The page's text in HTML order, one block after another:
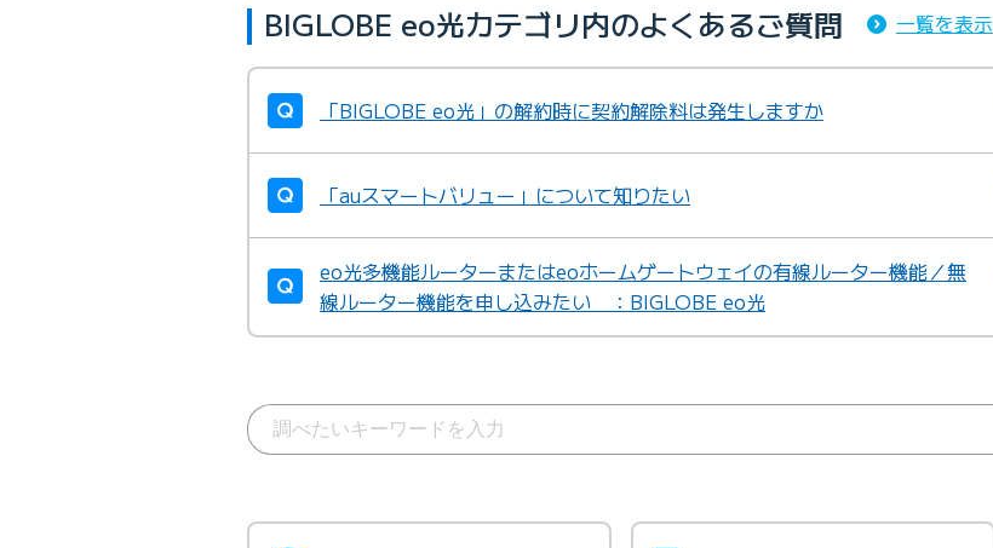
BIGLOBE eo光カテゴリ内のよくあるご質問 一覧を表示
「BIGLOBE eo光」の解約時に契約解除料は発生しますか
「auスマートバリュー」について知りたい
eo光多機能ルーターまたはeoホームゲートウェイの有線ルーター機能／無
線ルーター機能を申し込みたい ：BIGLOBE eo光